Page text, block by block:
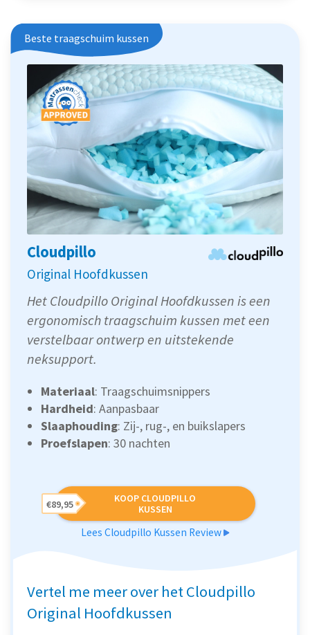
Beste traagschuim kussen
Cloudpillo
Original Hoofdkussen
Het Cloudpillo Original Hoofdkussen is een
ergonomisch traagschuim kussen met een
verstelbaar ontwerp en uitstekende
neksupport.
Materiaal: Traagschuimsnippers
Hardheid: Aanpasbaar
Slaaphouding: Zij-, rug-, en buikslapers
Proefslapen: 30 nachten
KOOP CLOUDPILLO
KUSSEN
€89,95
Lees Cloudpillo Kussen Review
Vertel me meer over het Cloudpillo
Original Hoofdkussen